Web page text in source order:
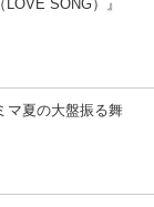
SONG）』
マ夏の大盤振る舞